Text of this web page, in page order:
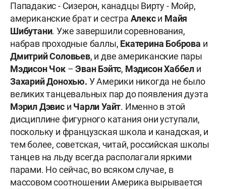
Пападакис - Сизерон, канадцы Вирту - Мойр,
американские брат и сестра Алекси Майя
Шибутани. Уже завершили соревнования,
набрав проходные баллы, Екатерина Боброва и
Дмитрий Соловьев, и две американские пары
Мэдисон Чок–Эван Бэйтс, МэдисонХаббел и
Захарий Донохью. У Америки никогда не было
великих танцевальных пар до появления дуэта
Мэрил Дэвиси Чарли Уайт. Именно в этой
дисциплине фигурного катания они уступали,
поскольку и французская школа и канадская, и
тем более, советская, читай, российская школы
танцев на льду всегда располагали яркими
парами. Но сейчас, во всяком случае, в
массовом соотношении Америка вырывается